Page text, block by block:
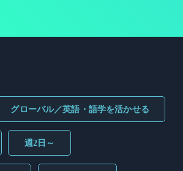
グローバル／英語・語学を活かせる
週2日～